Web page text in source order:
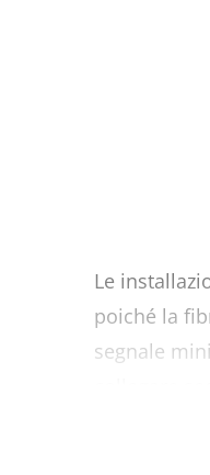
Le
poiché la
segnale